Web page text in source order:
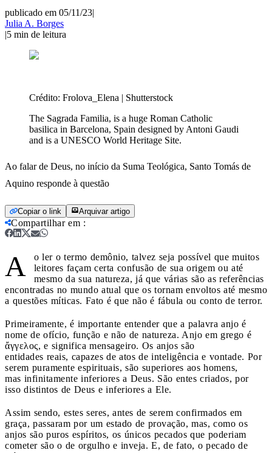
publicado em 05/11/23|
Julia A. Borges
|5 min de leitura
Crédito: Frolova_Elena | Shutterstock
The Sagrada Familia, is a huge Roman Catholic
basilica in Barcelona, Spain designed by Antoni Gaudi
and is a UNESCO World Heritage Site.
Ao falar de Deus, no início da Suma Teológica, Santo Tomás de
Aquino responde à questão
Copiar o link Arquivar artigo
Compartilhar em :
A
o ler o termo demônio, talvez seja possível que muitos
leitores façam certa confusão de sua origem ou até
mesmo da sua natureza, já que várias são as referências
encontradas no mundo atual que os tornam envoltos até mesmo
a questões míticas. Fato é que não é fábula ou conto de terror.
Primeiramente, é importante entender que a palavra anjo é
nome de ofício, função e não de natureza. Anjo em grego é
ἄγγελος, e significa mensageiro. Os anjos são
entidades reais, capazes de atos de inteligência e vontade. Por
serem puramente espirituais, são superiores aos homens,
mas infinitamente inferiores a Deus. São entes criados, por
isso distintos de Deus e inferiores a Ele.
Assim sendo, estes seres, antes de serem confirmados em
graça, passaram por um estado de provação, mas, como os
anjos são puros espíritos, os únicos pecados que poderiam
cometer são o de orgulho e inveja. E, de fato, o pecado de